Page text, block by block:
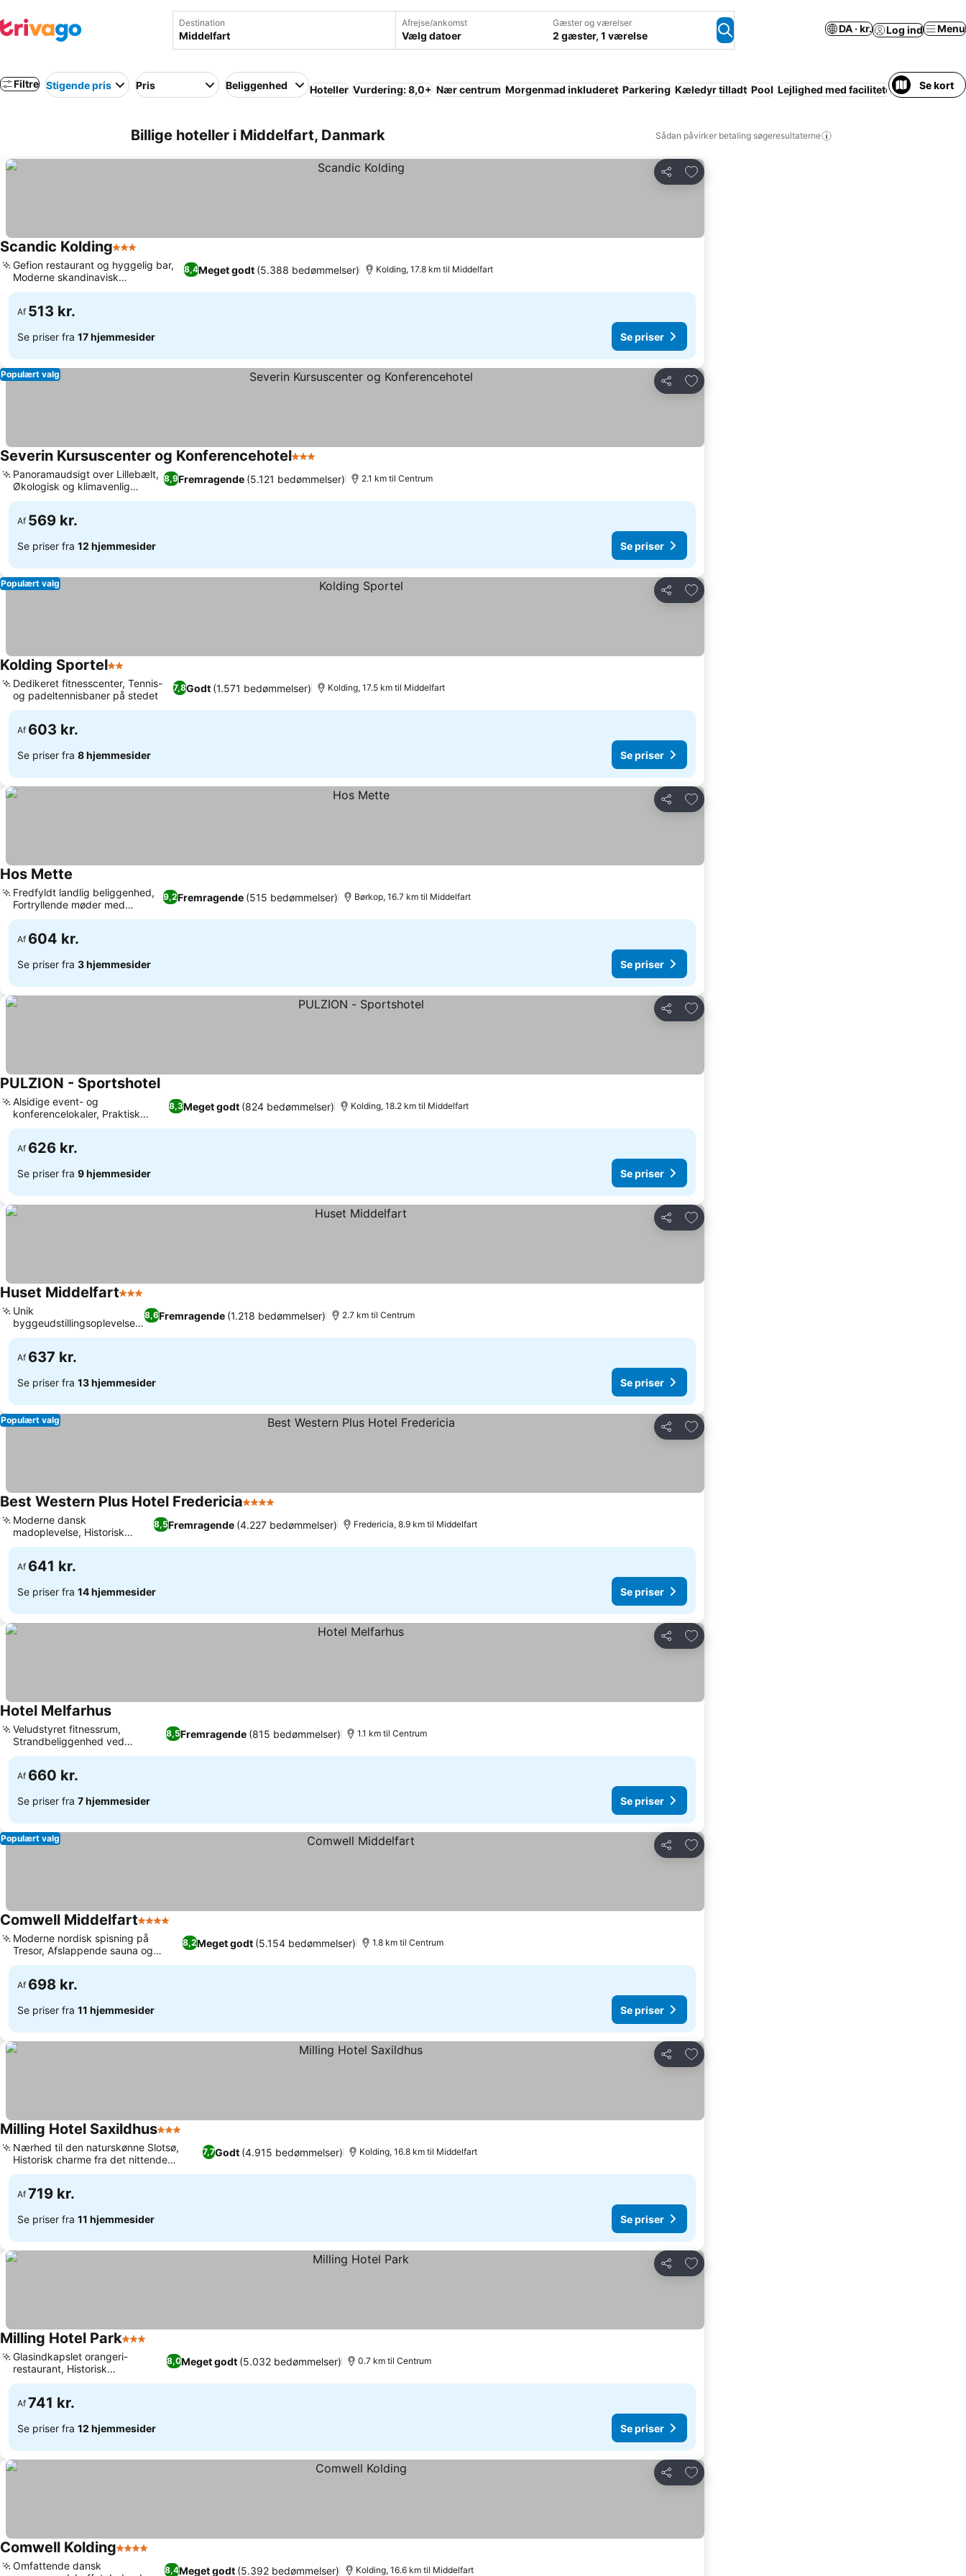
Destination Afrejse/ankomst
Vælg datoer
Gæster og værelser
2 gæster, 1 værelse
DA · kr. Log ind Menu
Filtre Stigende pris Pris Beliggenhed Hoteller Vurdering: 8,0+ Nær centrum Morgenmad inkluderet Parkering Kæledyr tilladt Pool Lejlighed med faciliteter ResortSe kort
Billige hoteller i Middelfart, Danmark Sådan påvirker betaling søgeresultaterne
Del
Føj til favoritter
Scandic Kolding3 Stjerner
8,4Meget godt (5.388 bedømmelser)
Gefion restaurant og hyggelig bar,
Moderne skandinavisk
forretningscentrum
Kolding, 17.8 km til Middelfart
Af 513 kr.
Se priser fra 17 hjemmesider Se priser
Del
Føj til favoritter
Populært valg
Severin Kursuscenter og Konferencehotel3 Stjerner
8,9Fremragende (5.121 bedømmelser)
Panoramaudsigt over Lillebælt,
Økologisk og klimavenlig
spisning
2.1 km til Centrum
Af 569 kr.
Se priser fra 12 hjemmesider Se priser
Del
Føj til favoritter
Populært valg
Kolding Sportel2 Stjerner
7,8Godt (1.571 bedømmelser)
Dedikeret fitnesscenter, Tennis-
og padeltennisbaner på stedet
Kolding, 17.5 km til Middelfart
Af 603 kr.
Se priser fra 8 hjemmesider Se priser
Del
Føj til favoritter
Hos Mette
9,2Fremragende (515 bedømmelser)
Fredfyldt landlig beliggenhed,
Fortryllende møder med
dyrelivet
Børkop, 16.7 km til Middelfart
Af 604 kr.
Se priser fra 3 hjemmesider Se priser
Del
Føj til favoritter
PULZION - SportshotelSe priser
8,3Meget godt (824 bedømmelser)
Alsidige event- og
konferencelokaler, Praktisk
opladning af elbiler
Kolding, 18.2 km til Middelfart
Af 626 kr.
Se priser fra 9 hjemmesider Se priser
Del
Føj til favoritter
Huset Middelfart3 Stjerner
8,6Fremragende (1.218 bedømmelser)
Unik
byggeudstillingsoplevelse,
Lækker morgenbuffet
2.7 km til Centrum
Af 637 kr.
Se priser fra 13 hjemmesider Se priser
Del
Føj til favoritter
Populært valg
Best Western Plus Hotel Fredericia4 Stjerner
8,5Fremragende (4.227 bedømmelser)
Moderne dansk
madoplevelse, Historisk
Fredericia-fotografi
Fredericia, 8.9 km til Middelfart
Af 641 kr.
Se priser fra 14 hjemmesider Se priser
Del
Føj til favoritter
Hotel MelfarhusSe priser
8,5Fremragende (815 bedømmelser)
Veludstyret fitnessrum,
Strandbeliggenhed ved
Middelfart Marina
1.1 km til Centrum
Af 660 kr.
Se priser fra 7 hjemmesider Se priser
Del
Føj til favoritter
Populært valg
Comwell Middelfart4 Stjerner
8,2Meget godt (5.154 bedømmelser)
Moderne nordisk spisning på
Tresor, Afslappende sauna og
fitnessfaciliteter
1.8 km til Centrum
Af 698 kr.
Se priser fra 11 hjemmesider Se priser
Del
Føj til favoritter
Milling Hotel Saxildhus3 Stjerner
7,7Godt (4.915 bedømmelser)
Nærhed til den naturskønne Slotsø,
Historisk charme fra det nittende
århundrede
Kolding, 16.8 km til Middelfart
Af 719 kr.
Se priser fra 11 hjemmesider Se priser
Del
Føj til favoritter
Milling Hotel Park3 Stjerner
8,0Meget godt (5.032 bedømmelser)
Glasindkapslet orangeri-
restaurant, Historisk
hospitalsomdannelse
0.7 km til Centrum
Af 741 kr.
Se priser fra 12 hjemmesider Se priser
Del
Føj til favoritter
Comwell Kolding4 Stjerner
8,4Meget godt (5.392 bedømmelser)
Omfattende dansk
Kolding, 16.6 km til Middelfart